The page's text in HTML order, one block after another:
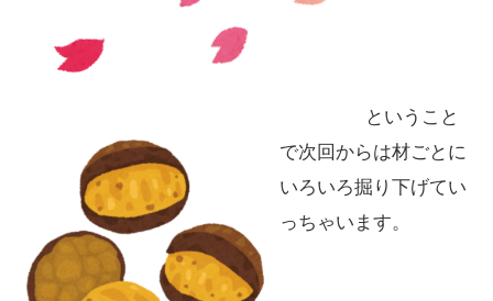
ということ
で次回からは材ごとに
いろいろ掘り下げてい
っちゃいます。